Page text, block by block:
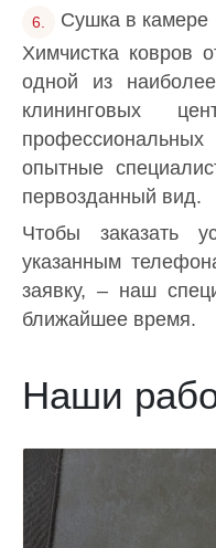
Сушка в камере
Химчистка ковров
одной из
клининговых
опытные
первозданный вид.
Чтобы заказать
указанным
заявку, – наш
ближайшее время.
Наши